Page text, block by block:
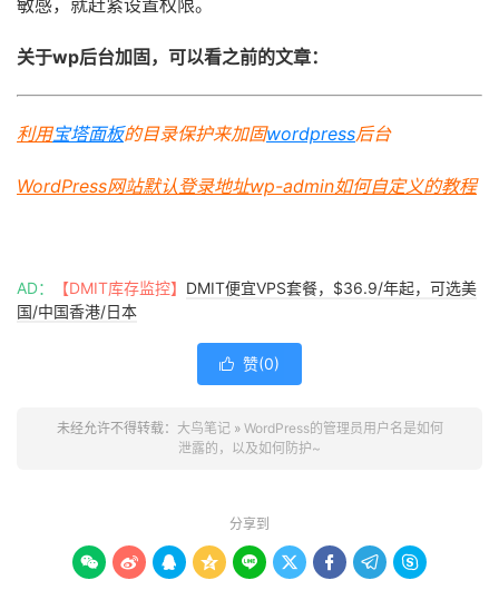
关于wp后台加固，可以看之前的文章：
利用宝塔面板的目录保护来加固wordpress后台
WordPress网站默认登录地址wp-admin如何自定义的教程
AD： 【DMIT库存监控】 DMIT便宜VPS套餐，$36.9/年起，可选美
国/中国香港/日本
 赞(0)
未经允许不得转载： 大鸟笔记» WordPress的管理员用户名是如何
泄露的，以及如何防护~
分享到
        